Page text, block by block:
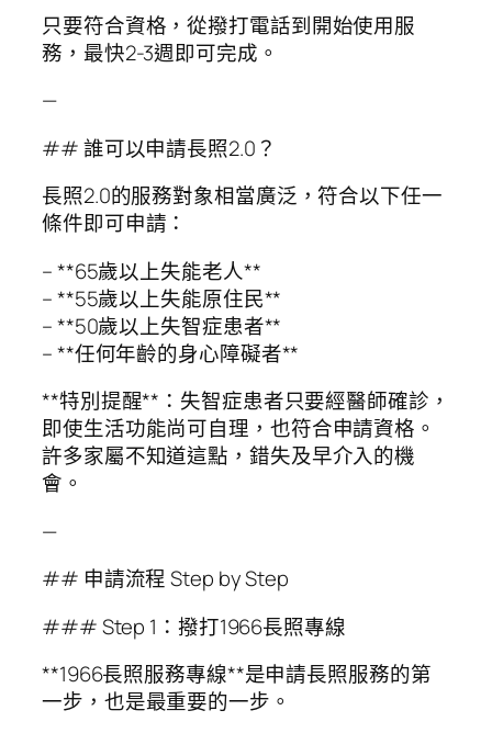
只要符合資格，從撥打電話到開始使用服
務，最快2-3週即可完成。
—
## 誰可以申請長照2.0？
長照2.0的服務對象相當廣泛，符合以下任一
條件即可申請：
– **65歲以上失能老人**
– **55歲以上失能原住民**
– **50歲以上失智症患者**
– **任何年齡的身心障礙者**
**特別提醒**：失智症患者只要經醫師確診，
即使生活功能尚可自理，也符合申請資格。
許多家屬不知道這點，錯失及早介入的機
會。
—
## 申請流程 Step by Step
### Step 1：撥打1966長照專線
**1966長照服務專線**是申請長照服務的第
一步，也是最重要的一步。